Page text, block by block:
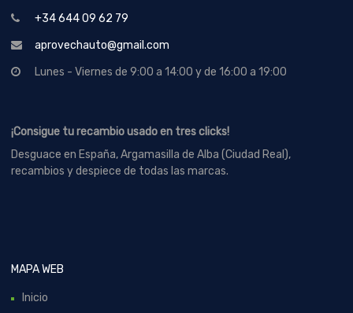
+34 644 09 62 79
aprovechauto@gmail.com
Lunes - Viernes de 9:00 a 14:00 y de 16:00 a 19:00
¡Consigue tu recambio usado en tres clicks!
Desguace en España, Argamasilla de Alba (Ciudad Real),
recambios y despiece de todas las marcas.
MAPA WEB
Inicio